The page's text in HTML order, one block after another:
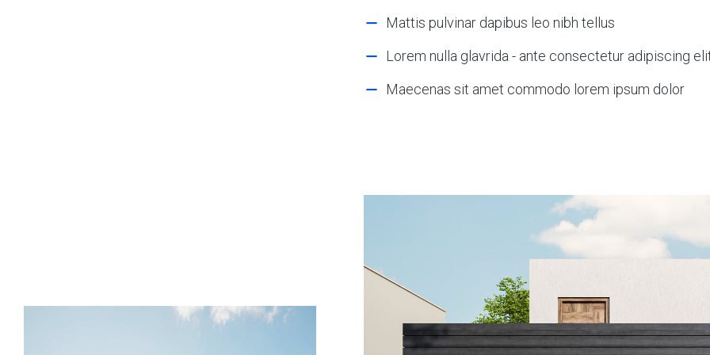
Mattis pulvinar dapibus leo nibh tellus
Lorem nulla glavrida - ante consectetur adipiscing
Maecenas sit amet commodo lorem ipsum dolor